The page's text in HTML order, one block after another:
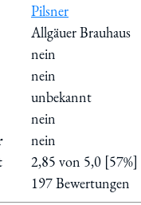
Pilsner
Allgäuer Brauhaus
nein
nein
unbekannt
nein
nein
2,85 von 5,0 [57%]
197 Bewertungen